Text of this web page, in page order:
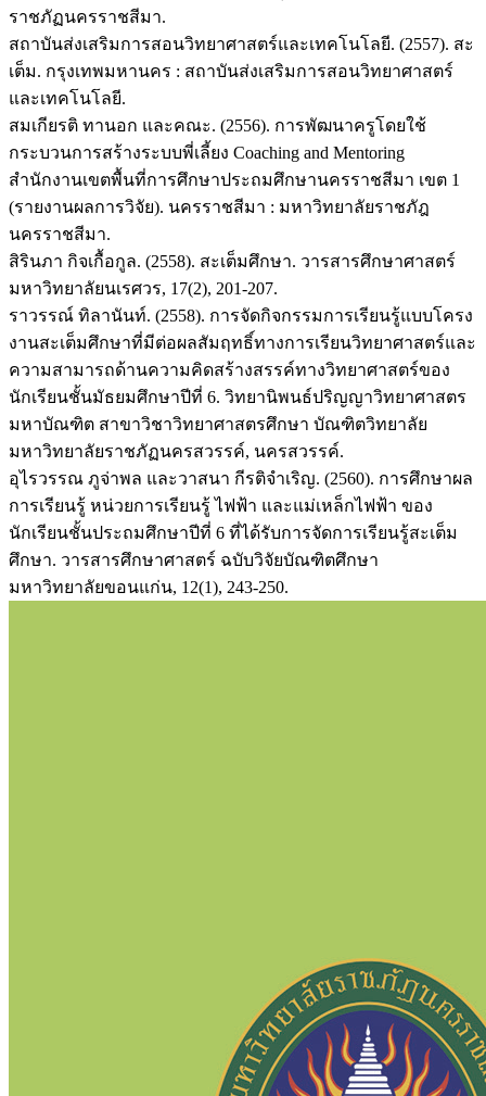
ราชภัฏนครราชสีมา.
สถาบันส่งเสริมการสอนวิทยาศาสตร์และเทคโนโลยี. (2557). สะ
เต็ม. กรุงเทพมหานคร : สถาบันส่งเสริมการสอนวิทยาศาสตร์
และเทคโนโลยี.
สมเกียรติ ทานอก และคณะ. (2556). การพัฒนาครูโดยใช้
กระบวนการสร้างระบบพี่เลี้ยง Coaching and Mentoring
สำนักงานเขตพื้นที่การศึกษาประถมศึกษานครราชสีมา เขต 1
(รายงานผลการวิจัย). นครราชสีมา : มหาวิทยาลัยราชภัฎ
นครราชสีมา.
สิรินภา กิจเกื้อกูล. (2558). สะเต็มศึกษา. วารสารศึกษาศาสตร์
มหาวิทยาลัยนเรศวร, 17(2), 201-207.
ราวรรณ์ ทิลานันท์. (2558). การจัดกิจกรรมการเรียนรู้แบบโครง
งานสะเต็มศึกษาที่มีต่อผลสัมฤทธิ์ทางการเรียนวิทยาศาสตร์และ
ความสามารถด้านความคิดสร้างสรรค์ทางวิทยาศาสตร์ของ
นักเรียนชั้นมัธยมศึกษาปีที่ 6. วิทยานิพนธ์ปริญญาวิทยาศาสตร
มหาบัณฑิต สาขาวิชาวิทยาศาสตรศึกษา บัณฑิตวิทยาลัย
มหาวิทยาลัยราชภัฏนครสวรรค์, นครสวรรค์.
อุไรวรรณ ภูจ่าพล และวาสนา กีรติจำเริญ. (2560). การศึกษาผล
การเรียนรู้ หน่วยการเรียนรู้ ไฟฟ้า และแม่เหล็กไฟฟ้า ของ
นักเรียนชั้นประถมศึกษาปีที่ 6 ที่ได้รับการจัดการเรียนรู้สะเต็ม
ศึกษา. วารสารศึกษาศาสตร์ ฉบับวิจัยบัณฑิตศึกษา
มหาวิทยาลัยขอนแก่น, 12(1), 243-250.